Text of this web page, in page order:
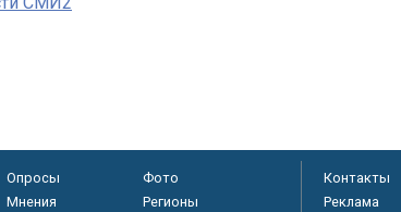
Опросы
Фото
Мнения
Регионы
Контакты
Реклама